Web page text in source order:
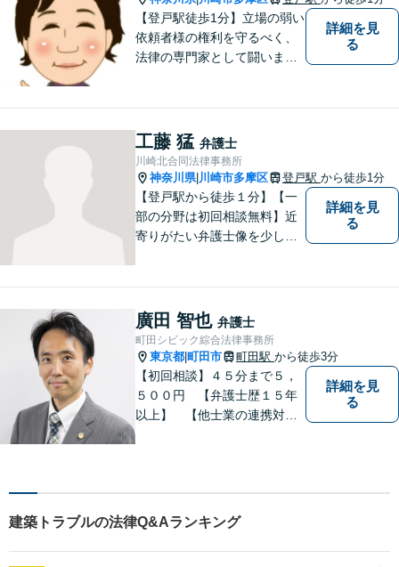
【登戸駅徒歩1分】立場の弱い
依頼者様の権利を守るべく、
法律の専門家として闘いま
件・刑事事件・労働事件な
ど、幅広く対応いたします。
詳細を見
る
工藤 猛 弁護士
川崎北合同法律事務所
神奈川県| 川崎市多摩区 登戸駅 から徒歩1分
【登戸駅から徒歩１分】【一
部の分野は初回相談無料】近
寄りがたい弁護士像を少しで
決が何であるのかを見極め、
誠心誠意、仕事に取り組んで
まいります。
詳細を見
る
廣田 智也 弁護士
町田シビック綜合法律事務所
東京都 町田市 町田駅 から徒歩3分
【初回相談】４５分まで５，
５００円 【弁護士歴１５年
以上】 【他士業の連携対
婚・男女問題 交通事故 成
年後見 刑事弁護・被害者代
理
詳細を見
る
建築トラブルの法律Q&Aランキング